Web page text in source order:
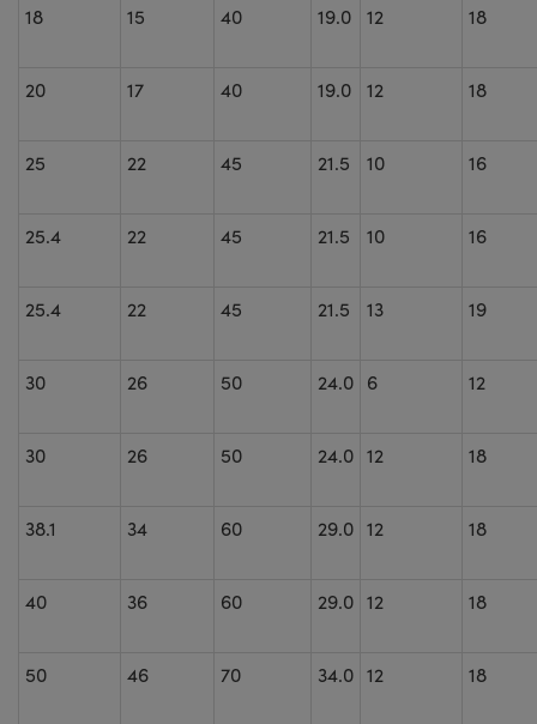
18 15 40 19.0 12 18
20 17 40 19.0 12 18
25 22 45 21.5 10 16
25.4 22 45 21.5 10 16
25.4 22 45 21.5 13 19
30 26 50 24.0 6 12
30 26 50 24.0 12 18
38.1 34 60 29.0 12 18
40 36 60 29.0 12 18
50 46 70 34.0 12 18